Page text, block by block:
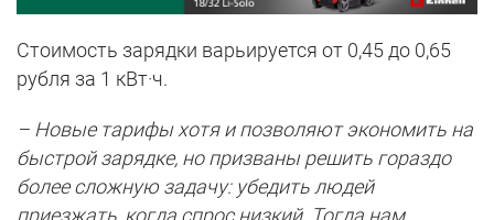
Стоимость зарядки варьируется от 0,45 до 0,65
рубля за 1 кВт·ч.
– Новые тарифы хотя и позволяют экономить на
быстрой зарядке, но призваны решить гораздо
более сложную задачу: убедить людей
приезжать, когда спрос низкий. Тогда нам